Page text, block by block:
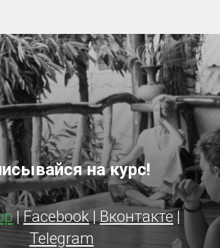
на курс!
|Facebook | Вконтакте |
Telegram